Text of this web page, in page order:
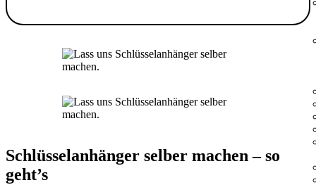
Schlüsselanhänger selber machen – so
geht’s